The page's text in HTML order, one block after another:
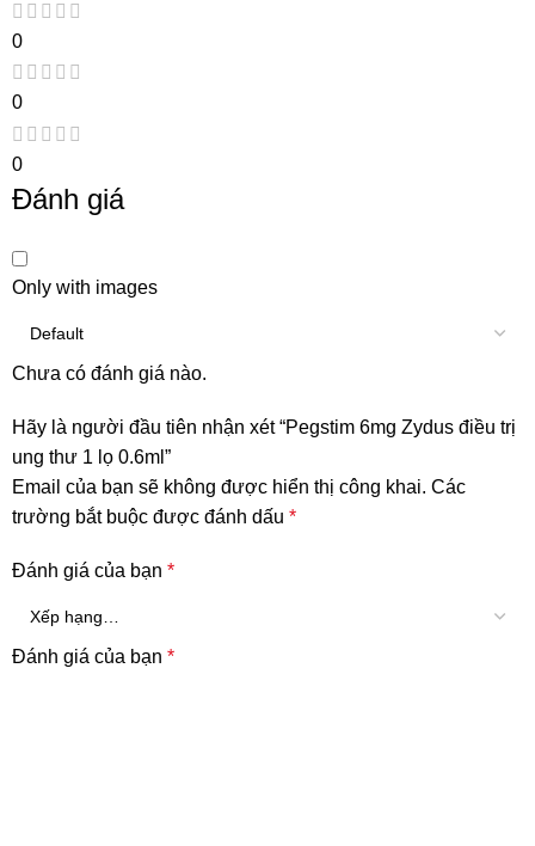
0
0
0
Đánh giá
Only with images
Chưa có đánh giá nào.
Hãy là người đầu tiên nhận xét “Pegstim 6mg Zydus điều trị
ung thư 1 lọ 0.6ml”
Email của bạn sẽ không được hiển thị công khai. Các
trường bắt buộc được đánh dấu*
Đánh giá của bạn*
Đánh giá của bạn*